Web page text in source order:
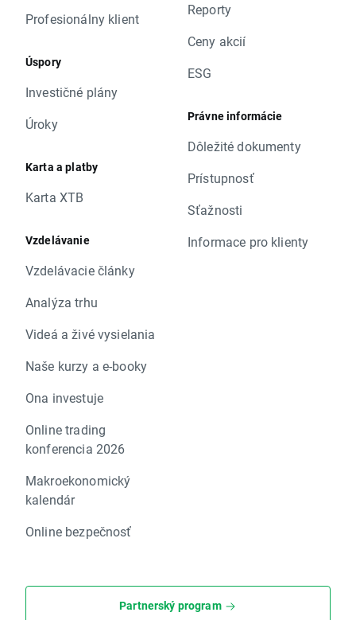
Profesionálny klient
Úspory
Investičné plány
Úroky
Karta a platby
Karta XTB
Vzdelávanie
Vzdelávacie články
Analýza trhu
Videá a živé vysielania
Naše kurzy a e-booky
Ona investuje
Online trading
konferencia 2026
Makroekonomický
kalendár
Online bezpečnosť
Reporty
Ceny akcií
ESG
Právne informácie
Dôležité dokumenty
Prístupnosť
Sťažnosti
Informace pro klienty
Partnerský program